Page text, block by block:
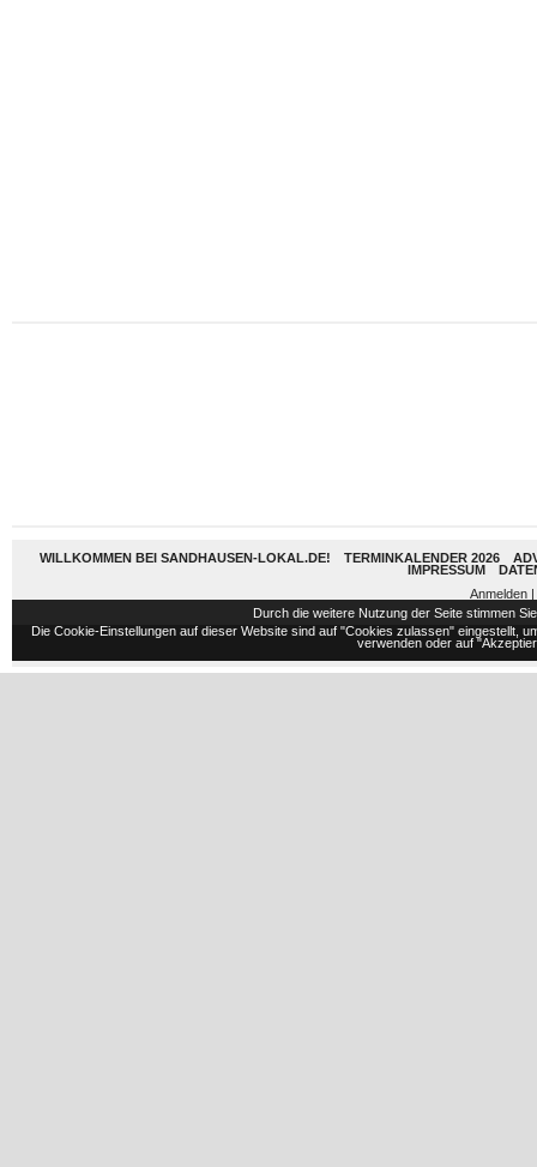
WILLKOMMEN BEI SANDHAUSEN-LOKAL.DE! TERMINKALENDER 2026
IMPRESSUM
Anmelden
Durch die weitere Nutzung der Seite stimmen
Die Cookie-Einstellungen auf dieser Website sind auf "Cookies zulassen" eingestellt,
verwenden oder auf